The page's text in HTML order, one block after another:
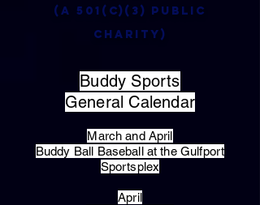
(a 501(c)(3) public
charity)
Buddy Sports
General Calendar
March and April
Buddy Ball Baseball at the Gulfport
Sportsplex
April